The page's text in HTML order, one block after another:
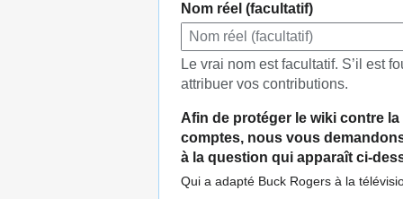
Nom réel (facultatif)
Le vrai nom est facultatif. S’il est
attribuer vos contributions.
Afin de protéger le wiki contre
comptes, nous vous
à la question qui apparaît ci-
Qui a adapté Buck Rogers à la